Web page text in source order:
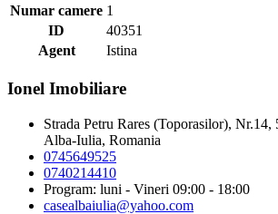
Numar camere 1
ID
40351
Agent
Istina
Ionel Imobiliare
Strada Petru Rares (Toporasilor),
Alba-Iulia, Romania
0745649525
0740214410
Program: luni - Vineri 09:00 - 18:00
casealbaiulia@yahoo.com